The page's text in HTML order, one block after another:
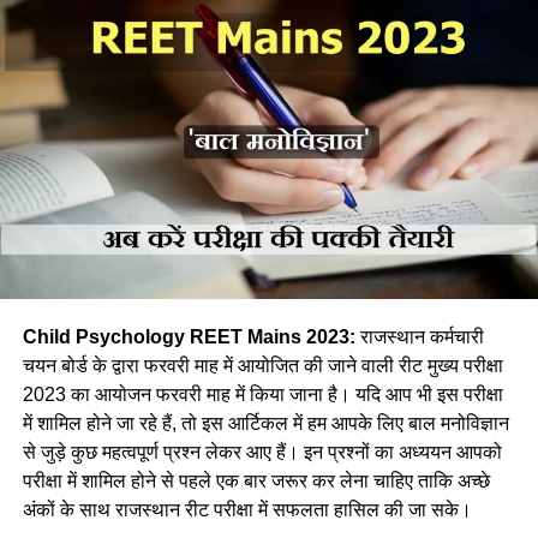
Child Psychology REET Mains 2023:राजस्थान कर्मचारी
चयन बोर्ड के द्वारा फरवरी माह में आयोजित की जाने वाली रीट मुख्य परीक्षा
2023 का आयोजन फरवरी माह में किया जाना है। यदि आप भी इस परीक्षा
में शामिल होने जा रहे हैं, तो इस आर्टिकल में हम आपके लिए बाल मनोविज्ञान
से जुड़े कुछ महत्वपूर्ण प्रश्न लेकर आए हैं। इन प्रश्नों का अध्ययन आपको
परीक्षा में शामिल होने से पहले एक बार जरूर कर लेना चाहिए ताकि अच्छे
अंकों के साथ राजस्थान रीट परीक्षा में सफलता हासिल की जा सके।